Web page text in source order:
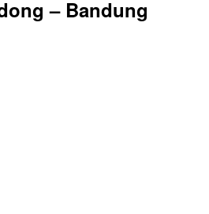
– Bandung